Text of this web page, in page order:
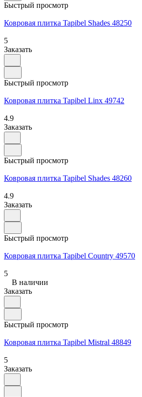
Быстрый просмотр
Ковровая плитка Tapibel Shades 48250
5
Заказать
Быстрый просмотр
Ковровая плитка Tapibel Linx 49742
4.9
Заказать
Быстрый просмотр
Ковровая плитка Tapibel Shades 48260
4.9
Заказать
Быстрый просмотр
Ковровая плитка Tapibel Country 49570
5
В наличии
Заказать
Быстрый просмотр
Ковровая плитка Tapibel Mistral 48849
5
Заказать